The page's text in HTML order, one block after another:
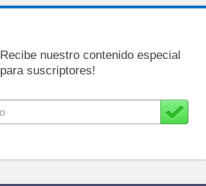
Recibe nuestro contenido especial
para suscriptores!